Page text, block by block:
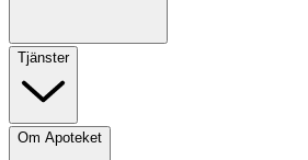
Tjänster
Om Apoteket